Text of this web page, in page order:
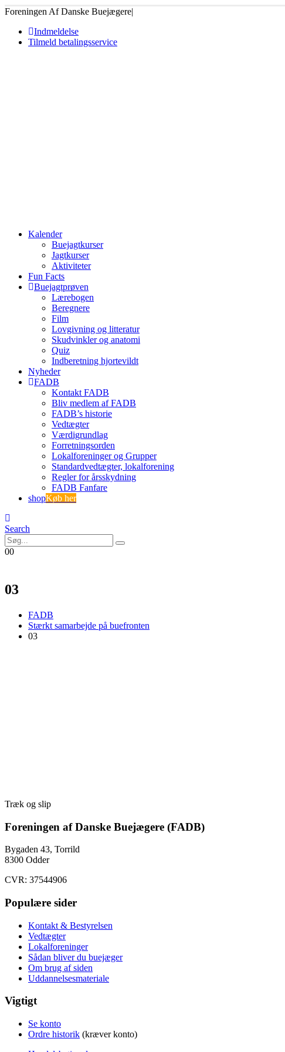
Foreningen Af Danske Buejægere|
Indmeldelse
Tilmeld betalingsservice
Kalender
Buejagtkurser
Jagtkurser
Aktiviteter
Fun Facts
Buejagtprøven
Lærebogen
Beregnere
Film
Lovgivning og litteratur
Skudvinkler og anatomi
Quiz
Indberetning hjortevildt
Nyheder
FADB
Kontakt FADB
Bliv medlem af FADB
FADB’s historie
Vedtægter
Værdigrundlag
Forretningsorden
Lokalforeninger og Grupper
Standardvedtægter, lokalforening
Regler for årsskydning
FADB Fanfare
shopKøb her
Search
00
03
FADB
Stærkt samarbejde på buefronten
03
Træk og slip
Foreningen af Danske Buejægere (FADB)
Bygaden 43, Torrild
8300 Odder
CVR: 37544906
Populære sider
Kontakt & Bestyrelsen
Vedtægter
Lokalforeninger
Sådan bliver du buejæger
Om brug af siden
Uddannelsesmateriale
Vigtigt
Se konto
Ordre historik (kræver konto)